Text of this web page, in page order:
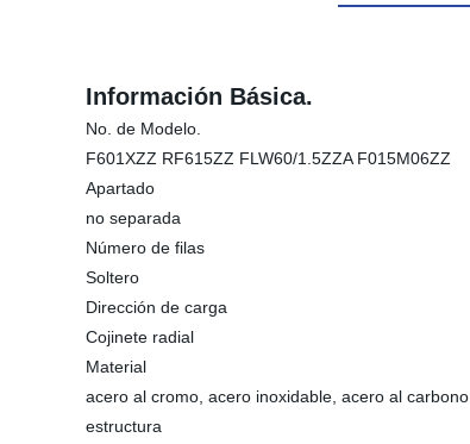
Información Básica.
No. de Modelo.
F601XZZ RF615ZZ FLW60/1.5ZZA F015M06ZZ
Apartado
no separada
Número de filas
Soltero
Dirección de carga
Cojinete radial
Material
acero al cromo, acero inoxidable, acero al carbono
estructura